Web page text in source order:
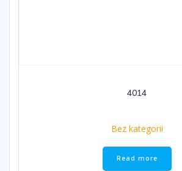
4014
Bez kategorii
Read more